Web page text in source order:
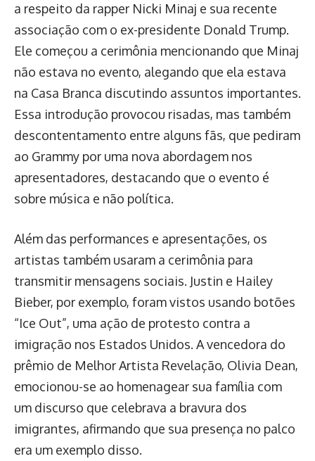
a respeito da rapper Nicki Minaj e sua recente
associação com o ex-presidente Donald Trump.
Ele começou a cerimônia mencionando que Minaj
não estava no evento, alegando que ela estava
na Casa Branca discutindo assuntos importantes.
Essa introdução provocou risadas, mas também
descontentamento entre alguns fãs, que pediram
ao Grammy por uma nova abordagem nos
apresentadores, destacando que o evento é
sobre música e não política.
Além das performances e apresentações, os
artistas também usaram a cerimônia para
transmitir mensagens sociais. Justin e Hailey
Bieber, por exemplo, foram vistos usando botões
“Ice Out”, uma ação de protesto contra a
imigração nos Estados Unidos. A vencedora do
prêmio de Melhor Artista Revelação, Olivia Dean,
emocionou-se ao homenagear sua família com
um discurso que celebrava a bravura dos
imigrantes, afirmando que sua presença no palco
era um exemplo disso.